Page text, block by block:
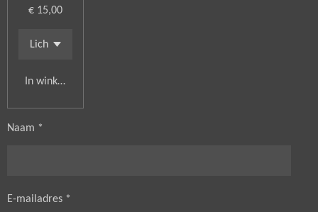
€ 15,00
In winkelwagen
Naam *
E-mailadres *